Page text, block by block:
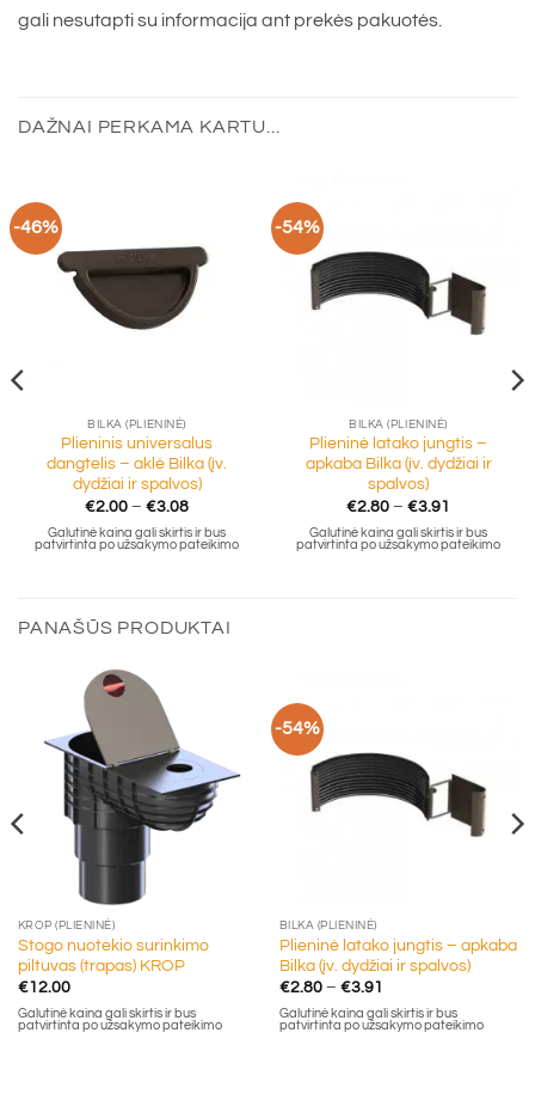
gali nesutapti su informacija ant prekės pakuotės.
DAŽNAI PERKAMA KARTU...
-46%
BILKA (PLIENINĖ)
Plieninis universalus
dangtelis – aklė Bilka (įv.
dydžiai ir spalvos)
€2.00 – €3.08Price
€2.00
through
Galutinė kaina gali skirtis ir bus
patvirtinta po užsakymo pateikimo
-54%
BILKA (PLIENINĖ)
Plieninė latako jungtis –
apkaba Bilka (įv. dydžiai ir
spalvos)
€2.80 – €3.91
€2.80
through
Galutinė kaina gali skirtis ir bus
patvirtinta po užsakymo pateikimo
PANAŠŪS PRODUKTAI
KROP (PLIENINĖ)
Stogo nuotekio surinkimo
piltuvas (trapas) KROP
€12.00
Galutinė kaina gali skirtis ir bus
patvirtinta po užsakymo pateikimo
-54%
BILKA (PLIENINĖ)
Plieninė latako jungtis – apkaba
Bilka (įv. dydžiai ir spalvos)
€2.80 – €3.91
€2.80
through
Galutinė kaina gali skirtis ir bus
patvirtinta po užsakymo pateikimo